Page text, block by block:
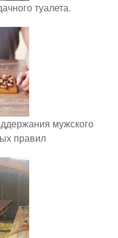
туалета.
мужского
правил